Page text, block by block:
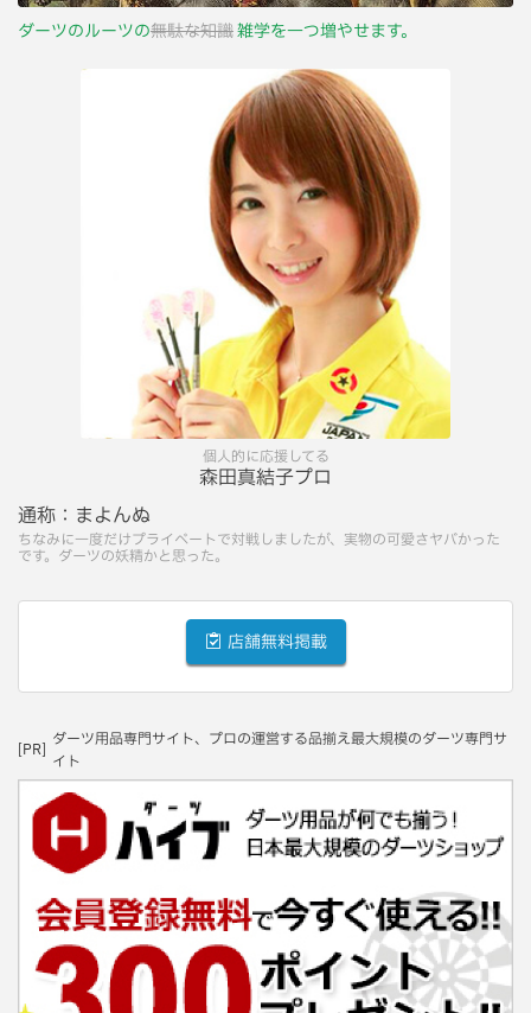
ダーツのルーツの無駄な知識雑学を一つ増やせます。
個人的に応援してる
森田真結子プロ
通称： まよんぬ
ちなみに一度だけプライベートで対戦しましたが、実物の可愛さヤバかった
です。ダーツの妖精かと思った。
店舗無料掲載
[PR]
ダーツ用品専門サイト、プロの運営する品揃え最大規模のダーツ専門サ
イト